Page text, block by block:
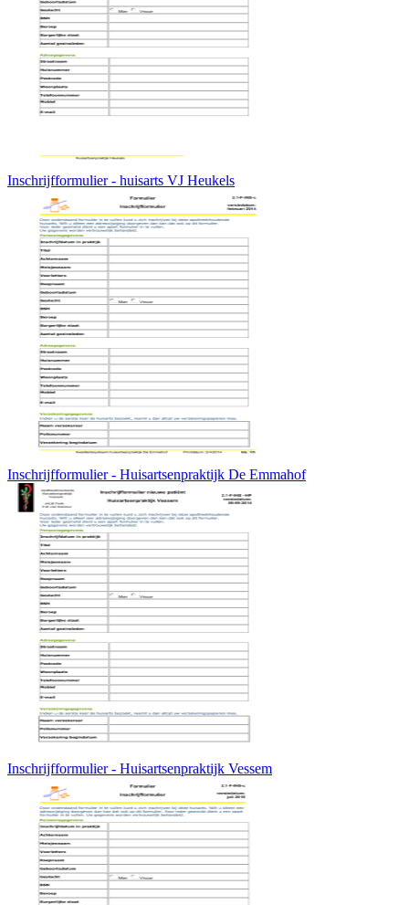
Inschrijfformulier - huisarts VJ Heukels
Inschrijfformulier - Huisartsenpraktijk De Emmahof
Inschrijfformulier - Huisartsenpraktijk Vessem